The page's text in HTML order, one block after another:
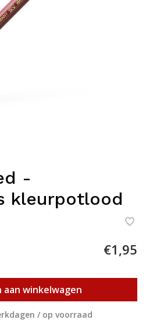
-
kleurpotlood
€1,95
aan winkelwagen
/ op voorraad